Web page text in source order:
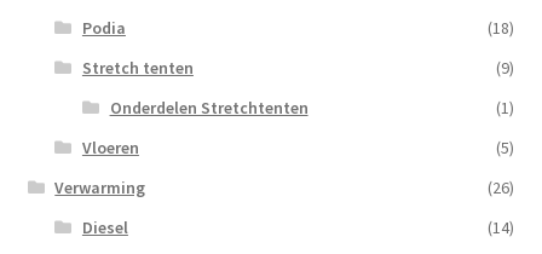
Podia
(18)
Stretch tenten
(9)
Onderdelen Stretchtenten
(1)
Vloeren
(5)
Verwarming
(26)
Diesel
(14)